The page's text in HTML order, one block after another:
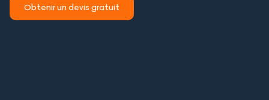
Obtenir un devis gratuit